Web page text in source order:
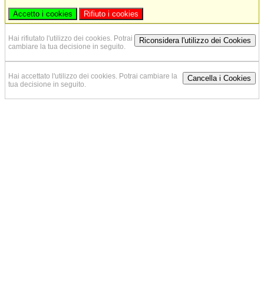
Accetto i cookies Rifiuto i cookies
Riconsidera l'utilizzo dei Cookies
Hai rifiutato l'utilizzo dei cookies. Potrai
cambiare la tua decisione in seguito.
Cancella i Cookies
Hai accettato l'utilizzo dei cookies. Potrai cambiare la
tua decisione in seguito.